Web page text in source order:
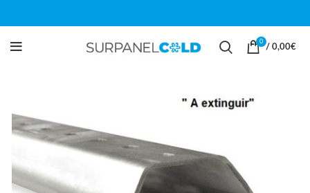
0
/ 0,00€